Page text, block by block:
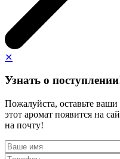
✕
Узнать о
Пожалуйста, оставьте
этот аромат появится на
на почту!